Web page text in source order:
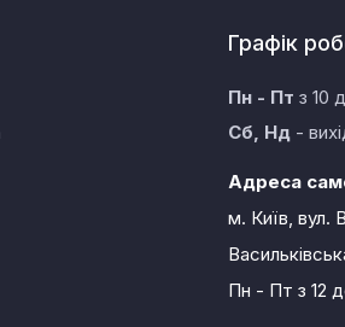
Графік
Пн - Пт з 10
Сб, Нд-
Адреса
м. Київ, вул.
Пн - Пт з 12